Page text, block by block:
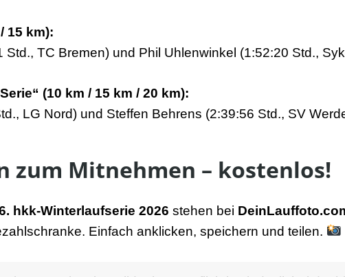
15 km):
Std., TC Bremen) und Phil Uhlenwinkel (1:52:20 Std.,
(10 km / 15 km / 20 km):
LG Nord) und Steffen Behrens (2:39:56 Std., SV
zum Mitnehmen – kostenlos!
hkk-Winterlaufserie 2026 stehen bei
Einfach anklicken, speichern und teilen.